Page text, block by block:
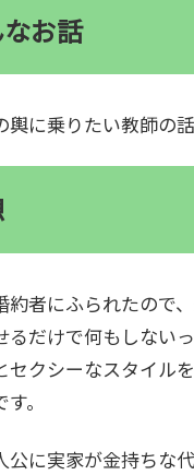
お話
に乗りたい教師の話
者にふられたので
るだけで何もしない
セクシーなスタイル
。
に実家が金持ちな